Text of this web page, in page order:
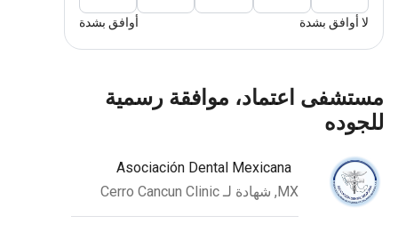
لا أوافق بشدة أوافق بشدة
مستشفى اعتماد، موافقة رسمية
للجوده
Asociación Dental Mexicana
MX, شهادة لـ Cerro Cancun Clinic